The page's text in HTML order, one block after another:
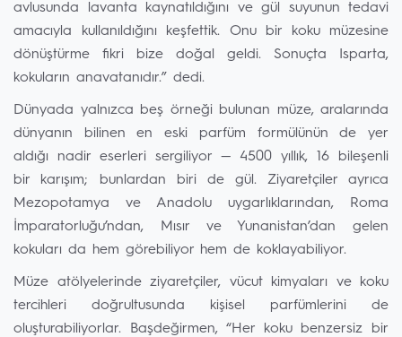
avlusunda lavanta kaynatıldığını ve gül suyunun tedavi
amacıyla kullanıldığını keşfettik. Onu bir koku müzesine
dönüştürme fikri bize doğal geldi. Sonuçta Isparta,
kokuların anavatanıdır.” dedi.
Dünyada yalnızca beş örneği bulunan müze, aralarında
dünyanın bilinen en eski parfüm formülünün de yer
aldığı nadir eserleri sergiliyor — 4500 yıllık, 16 bileşenli
bir karışım; bunlardan biri de gül. Ziyaretçiler ayrıca
Mezopotamya ve Anadolu uygarlıklarından, Roma
İmparatorluğu’ndan, Mısır ve Yunanistan’dan gelen
kokuları da hem görebiliyor hem de koklayabiliyor.
Müze atölyelerinde ziyaretçiler, vücut kimyaları ve koku
tercihleri doğrultusunda kişisel parfümlerini de
oluşturabiliyorlar. Başdeğirmen, “Her koku benzersiz bir